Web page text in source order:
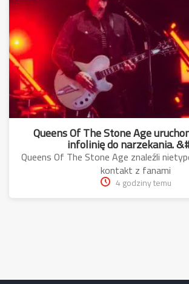
Queens Of The Stone Age
infolinię do narzekania.
Queens Of The Stone Age znaleźli
kontakt z fanami
4 godziny temu